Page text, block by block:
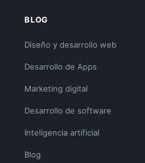
BLOG
Diseño y desarrollo web
Desarrollo de Apps
Marketing digital
Desarrollo de software
Inteligencia artificial
Blog